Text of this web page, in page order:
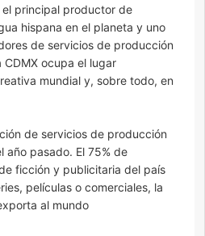
principal productor de
hispana en el planeta y uno
de servicios de producción
ocupa el lugar
mundial y, sobre todo, en
de servicios de producción
año pasado. El 75% de
ficción y publicitaria del país
películas o comerciales, la
al mundo